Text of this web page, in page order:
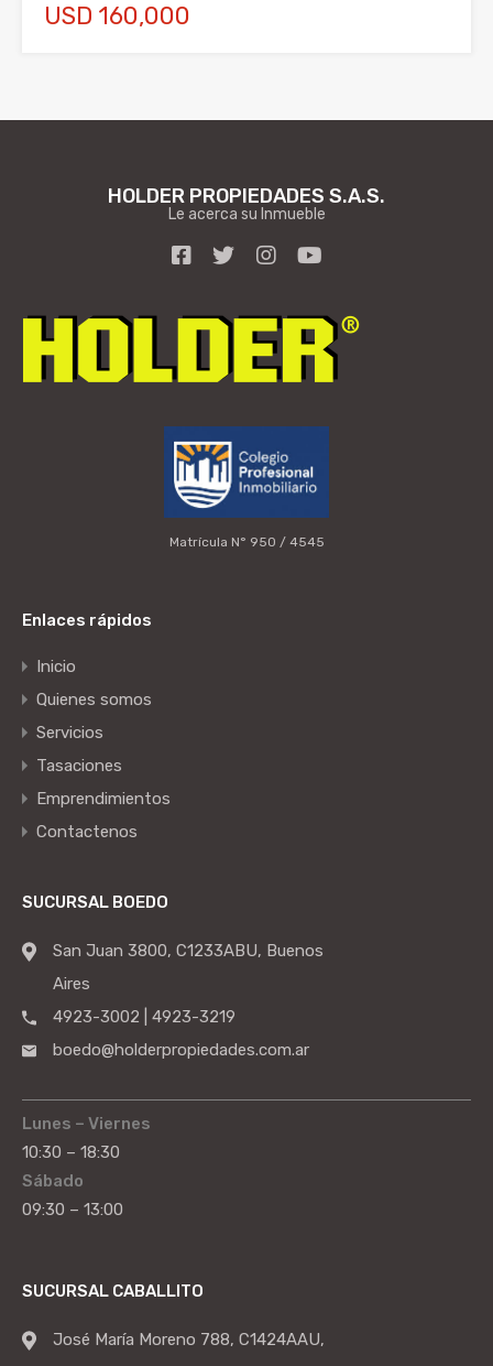
USD 160,000
HOLDER PROPIEDADES S.A.S.
Le acerca su Inmueble
Matrícula N° 950 / 4545
Enlaces rápidos
Inicio
Quienes somos
Servicios
Tasaciones
Emprendimientos
Contactenos
SUCURSAL BOEDO
San Juan 3800, C1233ABU, Buenos
Aires
4923-3002 | 4923-3219
boedo@holderpropiedades.com.ar
Lunes – Viernes
10:30 – 18:30
Sábado
09:30 – 13:00
SUCURSAL CABALLITO
José María Moreno 788, C1424AAU,